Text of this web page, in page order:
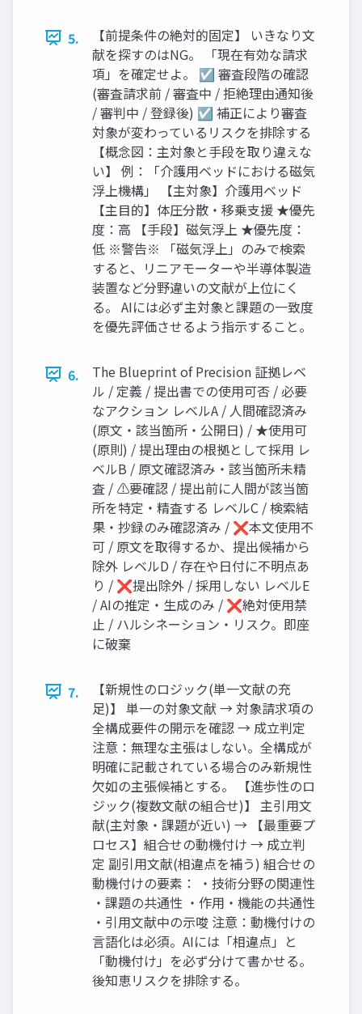
5.
【前提条件の絶対的固定】 いきなり文
献を探すのはNG。 「現在有効な請求
項」を確定せよ。 ☑ 審査段階の確認
(審査請求前 / 審査中 / 拒絶理由通知後
/ 審判中 / 登録後) ☑ 補正により審査
対象が変わっているリスクを排除する
【概念図：主対象と手段を取り違えな
い】 例：「介護用ベッドにおける磁気
浮上機構」 【主対象】介護用ベッド
【主目的】体圧分散・移乗支援 ★優先
度：高 【手段】磁気浮上 ★優先度：
低 ※警告※ 「磁気浮上」のみで検索
すると、リニアモーターや半導体製造
装置など分野違いの文献が上位にく
る。 AIには必ず主対象と課題の一致度
を優先評価させるよう指示すること。
6.
The Blueprint of Precision 証拠レベ
ル / 定義 / 提出書での使用可否 / 必要
なアクション レベルA / 人間確認済み
(原文・該当箇所・公開日) / ★使用可
(原則) / 提出理由の根拠として採用 レ
ベルB / 原文確認済み・該当箇所未精
査 / ⚠要確認 / 提出前に人間が該当箇
所を特定・精査する レベルC / 検索結
果・抄録のみ確認済み / ❌本文使用不
可 / 原文を取得するか、提出候補から
除外 レベルD / 存在や日付に不明点あ
り / ❌提出除外 / 採用しない レベルE
/ AIの推定・生成のみ / ❌絶対使用禁
止 / ハルシネーション・リスク。即座
に破棄
7.
【新規性のロジック(単一文献の充
足)】 単一の対象文献 → 対象請求項の
全構成要件の開示を確認 → 成立判定
注意：無理な主張はしない。全構成が
明確に記載されている場合のみ新規性
欠如の主張候補とする。 【進歩性のロ
ジック(複数文献の組合せ)】 主引用文
献(主対象・課題が近い) → 【最重要プ
ロセス】組合せの動機付け → 成立判
定 副引用文献(相違点を補う) 組合せの
動機付けの要素： ・技術分野の関連性
・課題の共通性 ・作用・機能の共通性
・引用文献中の示唆 注意：動機付けの
言語化は必須。AIには「相違点」と
「動機付け」を必ず分けて書かせる。
後知恵リスクを排除する。